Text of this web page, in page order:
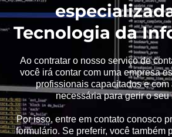
Tecnologia da
Ao contratar o nosso serviço de
você irá contar com uma empresa
profissionais capacitados e
necessária para gerir o seu
Por isso, entre em contato conosco
formulário. Se preferir, você também